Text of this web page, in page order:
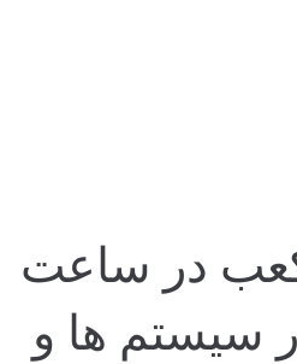
دبی سنج خطی 5 تا 25 متر مکعب در ساعت
سیستم ها و